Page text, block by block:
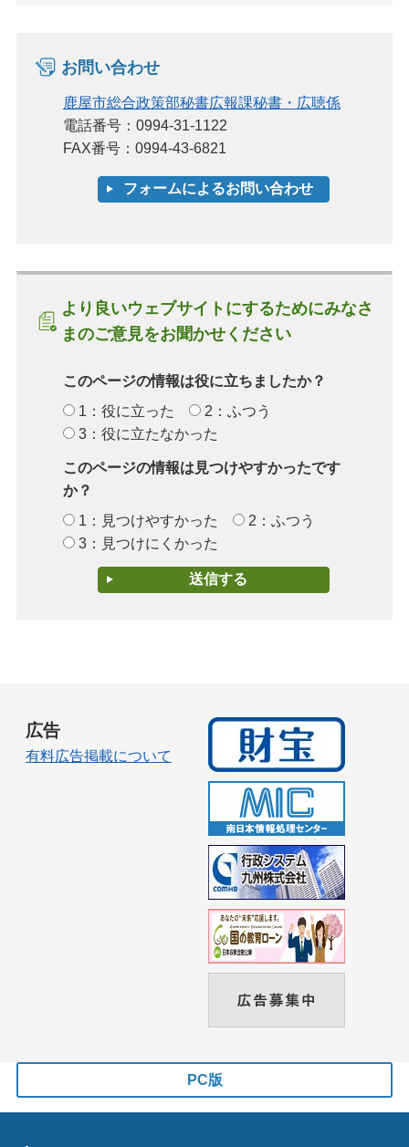
お問い合わせ
鹿屋市総合政策部秘書広報課秘書・広聴係
電話番号：0994-31-1122
FAX番号：0994-43-6821
より良いウェブサイトにするためにみなさ
まのご意見をお聞かせください
このページの情報は役に立ちましたか？
1：役に立った
2：ふつう
3：役に立たなかった
このページの情報は見つけやすかったです
か？
1：見つけやすかった
2：ふつう
3：見つけにくかった
広告
有料広告掲載について
PC版